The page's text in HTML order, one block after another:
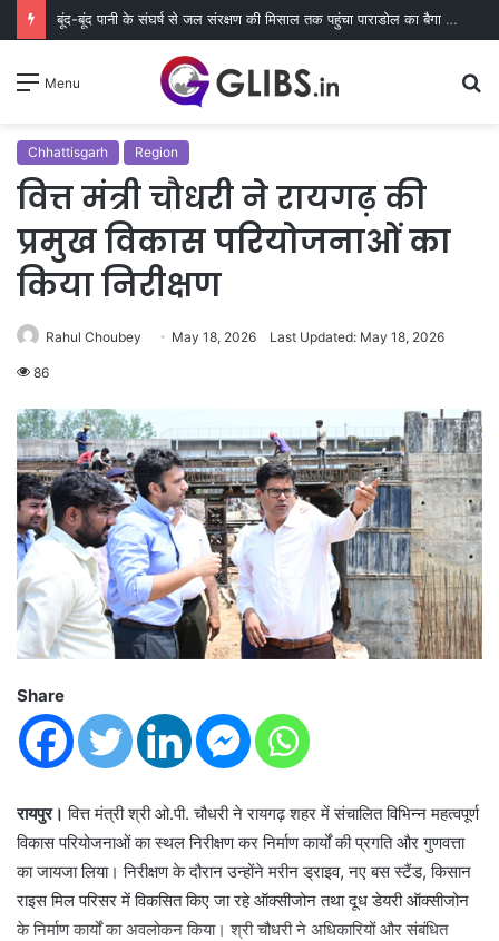
बूंद-बूंद पानी के संघर्ष से जल संरक्षण की मिसाल तक पहुंचा पाराडोल का बैगा पारा
Menu
Chhattisgarh Region
वित्त मंत्री चौधरी ने रायगढ़ की
प्रमुख विकास परियोजनाओं का
किया निरीक्षण
Rahul Choubey May 18, 2026 Last Updated: May 18, 2026
86
Share
रायपुर। वित्त मंत्री श्री ओ.पी. चौधरी ने रायगढ़ शहर में संचालित विभिन्न महत्वपूर्ण
विकास परियोजनाओं का स्थल निरीक्षण कर निर्माण कार्यों की प्रगति और गुणवत्ता
का जायजा लिया। निरीक्षण के दौरान उन्होंने मरीन ड्राइव, नए बस स्टैंड, किसान
राइस मिल परिसर में विकसित किए जा रहे ऑक्सीजोन तथा दूध डेयरी ऑक्सीजोन
के निर्माण कार्यों का अवलोकन किया। श्री चौधरी ने अधिकारियों और संबंधित